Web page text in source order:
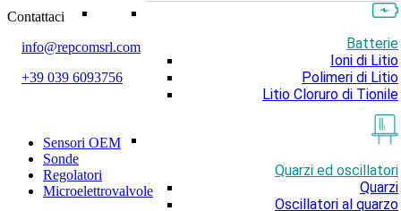
Batterie
Ioni di Litio
Polimeri di Litio
Litio Cloruro di Tionile
Quarzi ed oscillatori
Quarzi
Oscillatori al quarzo
Contattaci
info@repcomsrl.com
+39 039 6093756
Sensori OEM
Sonde
Regolatori
Microelettrovalvole